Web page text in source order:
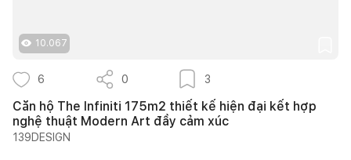
10.067
6 0 3
Căn hộ The Infiniti 175m2 thiết kế hiện đại kết hợp
nghệ thuật Modern Art đầy cảm xúc
139DESIGN